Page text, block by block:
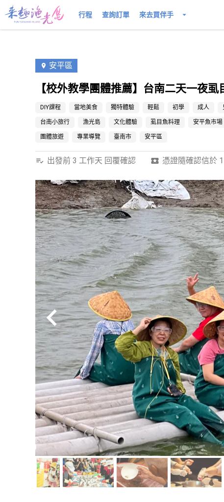
行程 查詢訂單 來去買伴手
安平區
【校外教學團體推薦】台南二天一夜
DIY課程 當地美食 獨特體驗 輕鬆 初學 成人
台南小旅行 漁光島 文化體驗 虱目魚料理 安平魚市場
團體旅遊 專業導覽 臺南市 安平區
出發前 3 工作天 回覆確認 憑證隨確認信於